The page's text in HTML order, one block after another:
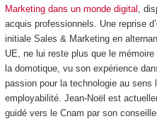
Marketing dans un monde digital
,
acquis professionnels. Une reprise
initiale Sales & Marketing en
UE, ne lui reste plus que le
la domotique, vu son expérience
passion pour la technologie au
employabilité. Jean-Noël est
guidé vers le Cnam par son